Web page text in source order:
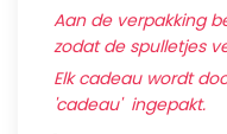
Aan de verpakking
zodat de spulletjes
Elk cadeau wordt
'cadeau' ingepakt.